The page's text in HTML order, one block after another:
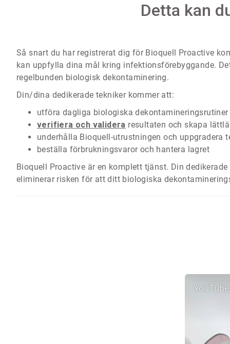
Detta kan
Så snart du har registrerat dig för Bioquell Proactive
kan uppfylla dina mål kring infektionsförebyggande.
regelbunden biologisk dekontaminering.
Din/dina dedikerade tekniker kommer att:
utföra dagliga biologiska
verifiera och validera resultaten och skapa
underhålla Bioquell-utrustningen och uppgradera
beställa förbrukningsvaror och hantera lagret
Bioquell Proactive är en komplett tjänst. Din
eliminerar risken för att ditt biologiska